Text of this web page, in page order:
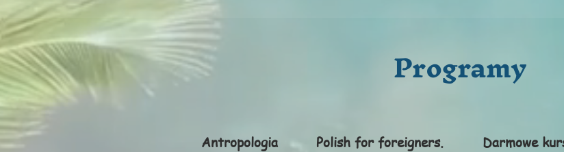
Programy
Antropologia Polish for foreigners. Darmowe